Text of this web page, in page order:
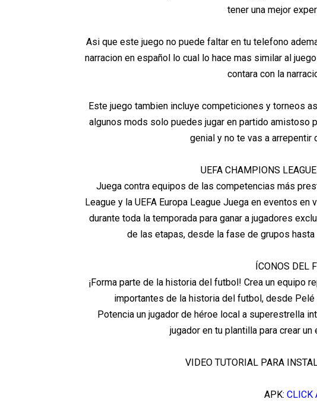
tener una mejor
Asi que este juego no puede faltar en tu telefono
narracion en español lo cual lo hace mas similar al
contara con la
Este juego tambien incluye competiciones y torneos
algunos mods solo puedes jugar en partido amistoso
genial y no te vas a arrepentir
UEFA CHAMPIONS
Juega contra equipos de las competencias más
League y la UEFA Europa League Juega en eventos
durante toda la temporada para ganar a jugadores
de las etapas, desde la fase de grupos hasta
ÍCONOS DEL
¡Forma parte de la historia del futbol! Crea un equipo
importantes de la historia del futbol, desde
Potencia un jugador de héroe local a superestrella
jugador en tu plantilla para crear
VIDEO TUTORIAL PARA
APK: CLICK